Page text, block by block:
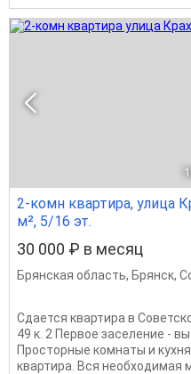
1
2-комн квартира, улица
м², 5/16 эт.
30 000 ₽ в месяц
Брянская область, Брянск,
Сдается квартира в
49 к. 2 Первое заселение -
Просторные комнаты и
квартира. Вся необходимая